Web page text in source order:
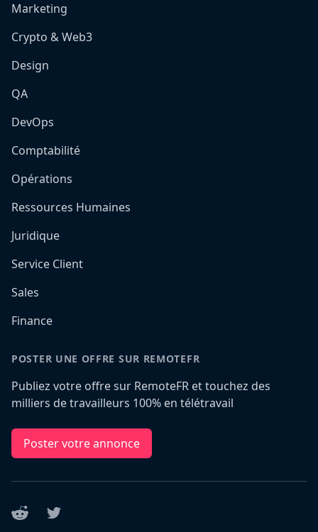
Marketing
Crypto & Web3
Design
QA
DevOps
Comptabilité
Opérations
Ressources Humaines
Juridique
Service Client
Sales
Finance
POSTER UNE OFFRE SUR REMOTEFR
Publiez votre offre sur RemoteFR et touchez des
milliers de travailleurs 100% en télétravail
Poster votre annonce
Reddit Twitter